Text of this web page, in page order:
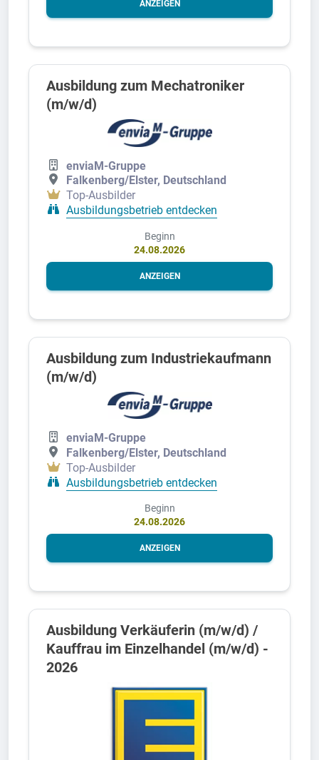
ANZEIGEN
Ausbildung zum Mechatroniker
(m/w/d)
enviaM-Gruppe
Falkenberg/Elster, Deutschland
Top-Ausbilder
Ausbildungsbetrieb entdecken
Beginn
24.08.2026
ANZEIGEN
Ausbildung zum Industriekaufmann
(m/w/d)
enviaM-Gruppe
Falkenberg/Elster, Deutschland
Top-Ausbilder
Ausbildungsbetrieb entdecken
Beginn
24.08.2026
ANZEIGEN
Ausbildung Verkäuferin (m/w/d) /
Kauffrau im Einzelhandel (m/w/d) -
2026